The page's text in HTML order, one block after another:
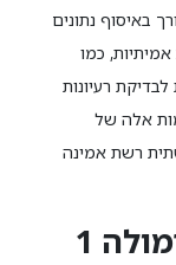
באיסוף נתונים
אמיתיות, כמו
רעיונות
אלה של
רשת אמינה
1